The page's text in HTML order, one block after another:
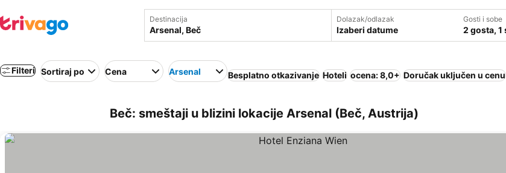
Destinacija Dolazak/odlazak
Izaberi datume
Gosti i sobe
2 gosta, 1
Filteri Sortiraj po Cena Arsenal Besplatno otkazivanje Hoteli ocena: 8,0+ Doručak uključen u cenu
Beč: smeštaji u blizini lokacije Arsenal (Beč, Austrija)